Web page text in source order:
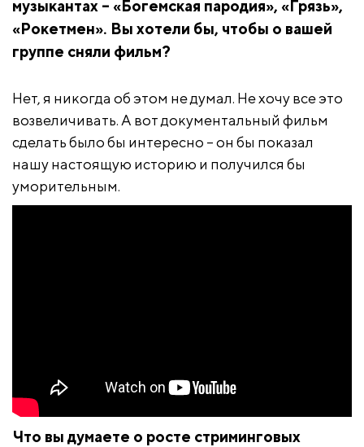
музыкантах – «Богемская пародия», «Грязь»,
«Рокетмен». Вы хотели бы, чтобы о вашей
группе сняли фильм?
Нет, я никогда об этом не думал. Не хочу все это
возвеличивать. А вот документальный фильм
сделать было бы интересно – он бы показал
нашу настоящую историю и получился бы
уморительным.
Что вы думаете о росте стриминговых